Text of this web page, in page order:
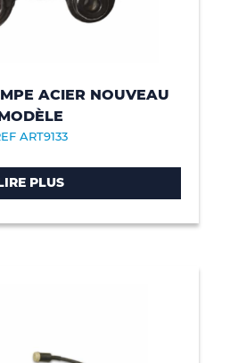
ACIER NOUVEAU
ART9133
PLUS